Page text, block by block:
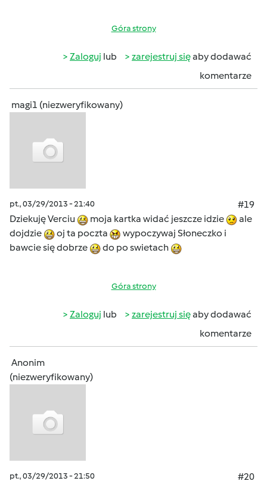
Góra strony
Zaloguj lub zarejestruj sięaby dodawać
komentarze
magi1 (niezweryfikowany)
pt., 03/29/2013 - 21:40
#19
Dziekuję Verciu
moja kartka widać jeszcze idzie
ale
dojdzie
oj ta poczta
wypoczywaj Słoneczko i
bawcie się dobrze
do po swietach
Góra strony
Zaloguj lub zarejestruj sięaby dodawać
komentarze
Anonim
(niezweryfikowany)
pt., 03/29/2013 - 21:50 #20